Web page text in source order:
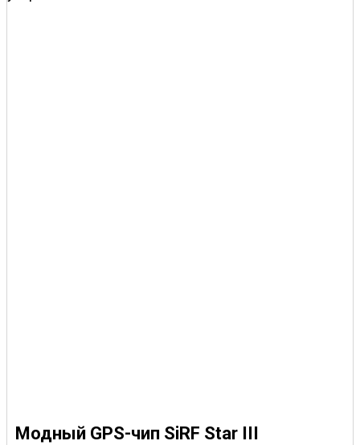
Модный GPS-чип SiRF Star III